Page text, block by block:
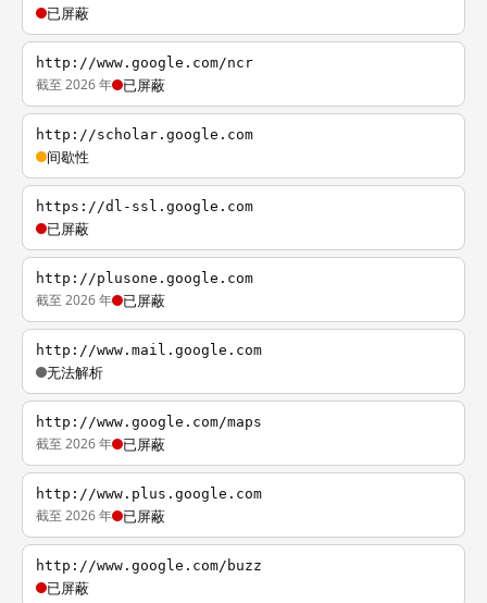
已屏蔽
http://www.google.com/ncr
截至 2026 年 已屏蔽
http://scholar.google.com
间歇性
https://dl-ssl.google.com
已屏蔽
http://plusone.google.com
截至 2026 年 已屏蔽
http://www.mail.google.com
无法解析
http://www.google.com/maps
截至 2026 年 已屏蔽
http://www.plus.google.com
截至 2026 年 已屏蔽
http://www.google.com/buzz
已屏蔽